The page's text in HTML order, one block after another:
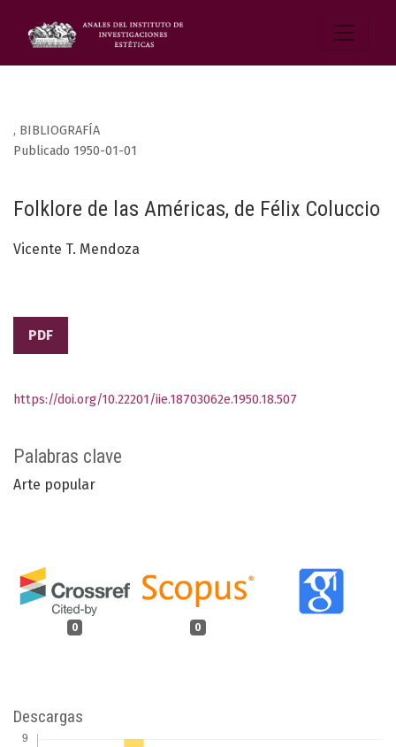
, BIBLIOGRAFÍA
Folklore de las Américas, de Félix Coluccio
Publicado 1950-01-01
Vicente T. Mendoza
PDF
Palabras clave
Arte popular
0 0
https://doi.org/10.22201/iie.18703062e.1950.18.507
Descargas